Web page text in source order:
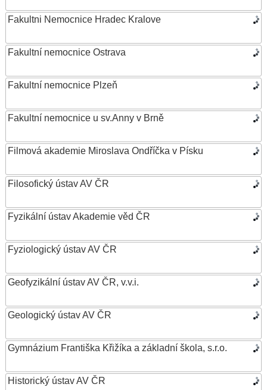
Fakultni Nemocnice Hradec Kralove
Fakultní nemocnice Ostrava
Fakultní nemocnice Plzeň
Fakultní nemocnice u sv.Anny v Brně
Filmová akademie Miroslava Ondříčka v Písku
Filosofický ústav AV ČR
Fyzikální ústav Akademie věd ČR
Fyziologický ústav AV ČR
Geofyzikální ústav AV ČR, v.v.i.
Geologický ústav AV ČR
Gymnázium Františka Křižíka a základní škola, s.r.o.
Historický ústav AV ČR